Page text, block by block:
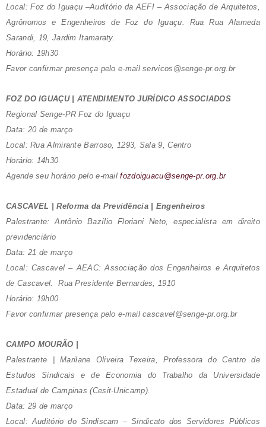
Local: Foz do Iguaçu –Auditório da AEFI – Associação de Arquitetos,
Agrônomos e Engenheiros de Foz do Iguaçu. Rua Rua Alameda
Sarandi, 19, Jardim Itamaraty.
Horário: 19h30
Favor confirmar presença pelo e-mail servicos@senge-pr.org.br
FOZ DO IGUAÇU | ATENDIMENTO JURÍDICO ASSOCIADOS
Regional Senge-PR Foz do Iguaçu
Data: 20 de março
Local: Rua Almirante Barroso, 1293, Sala 9, Centro
Horário: 14h30
Agende seu horário pelo e-mailfozdoiguacu@senge-pr.org.br
CASCAVEL | Reforma da Previdência | Engenheiros
Palestrante: Antônio Bazílio Floriani Neto, especialista em direito
previdenciário
Data: 21 de março
Local: Cascavel – AEAC: Associação dos Engenheiros e Arquitetos
de Cascavel. Rua Presidente Bernardes, 1910
Horário: 19h00
Favor confirmar presença pelo e-mail cascavel@senge-pr.org.br
CAMPO MOURÃO |
Palestrante | Marilane Oliveira Texeira, Professora do Centro de
Estudos Sindicais e de Economia do Trabalho da Universidade
Estadual de Campinas (Cesit-Unicamp).
Data: 29 de março
Local: Auditório do Sindiscam – Sindicato dos Servidores Públicos